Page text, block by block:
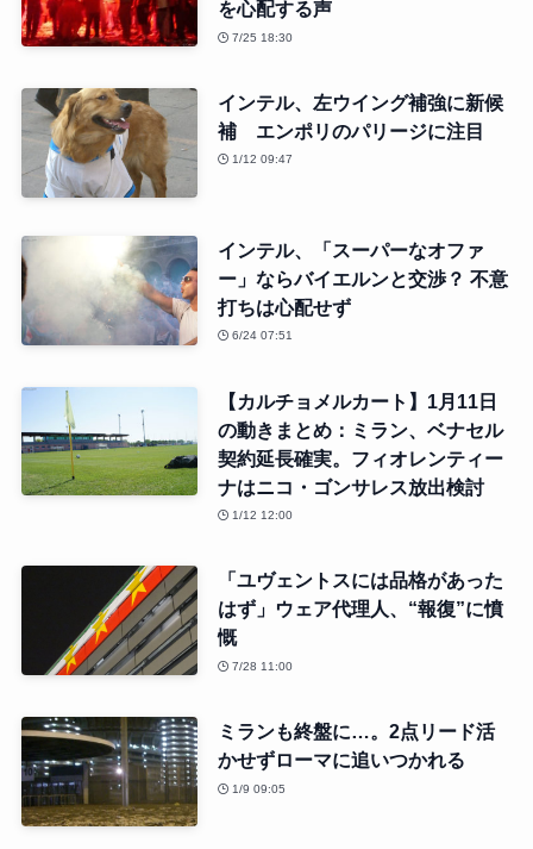
を心配する声
7/25 18:30
インテル、左ウイング補強に新候
補 エンポリのパリージに注目
1/12 09:47
インテル、「スーパーなオファ
ー」ならバイエルンと交渉？ 不意
打ちは心配せず
6/24 07:51
【カルチョメルカート】1月11日
の動きまとめ：ミラン、ベナセル
契約延長確実。フィオレンティー
ナはニコ・ゴンサレス放出検討
1/12 12:00
「ユヴェントスには品格があった
はず」ウェア代理人、“報復”に憤
慨
7/28 11:00
ミランも終盤に…。2点リード活
かせずローマに追いつかれる
1/9 09:05